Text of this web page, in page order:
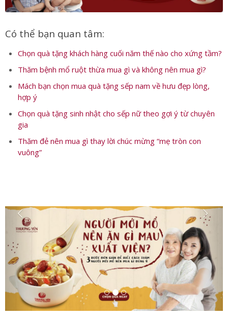
Có thể bạn quan tâm:
Chọn quà tặng khách hàng cuối năm thế nào cho xứng tầm?
Thăm bệnh mổ ruột thừa mua gì và không nên mua gì?
Mách bạn chọn mua quà tặng sếp nam về hưu đẹp lòng,
hợp ý
Chọn quà tặng sinh nhật cho sếp nữ theo gợi ý từ chuyên
gia
Thăm đẻ nên mua gì thay lời chúc mừng “mẹ tròn con
vuông”